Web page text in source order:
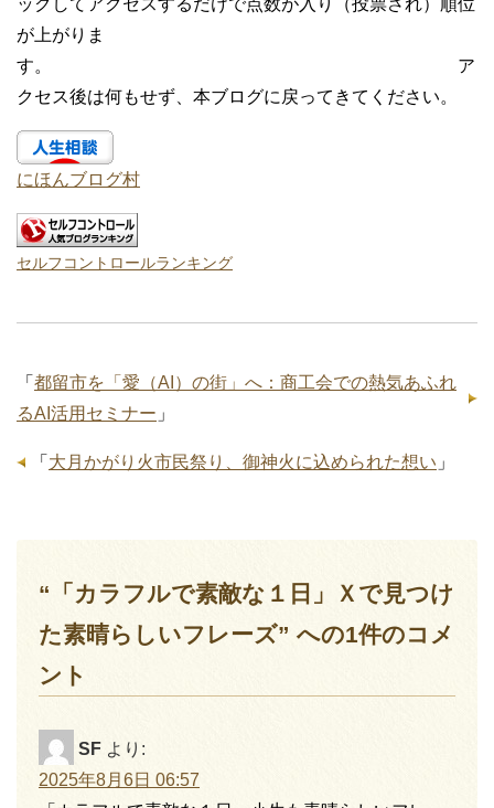
ックしてアクセスするだけで点数が入り（投票され）順位
が上がりま
す。 ア
クセス後は何もせず、本ブログに戻ってきてください。
にほんブログ村
セルフコントロールランキング
「 都留市を「愛（AI）の街」へ：商工会での熱気あふれ
るAI活用セミナー 」
「 大月かがり火市民祭り、御神火に込められた想い 」
“「カラフルで素敵な１日」Ｘで見つけ
た素晴らしいフレーズ” への1件のコメ
ント
SF より:
2025年8月6日 06:57